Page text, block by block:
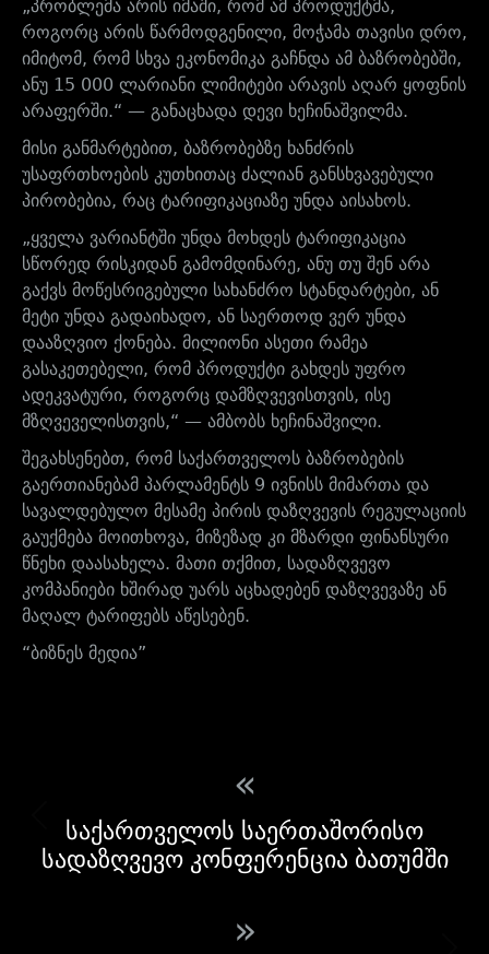
„პრობლემა არის იმაში, რომ ამ პროდუქტმა,
როგორც არის წარმოდგენილი, მოჭამა თავისი დრო,
იმიტომ, რომ სხვა ეკონომიკა გაჩნდა ამ ბაზრობებში,
ანუ 15 000 ლარიანი ლიმიტები არავის აღარ ყოფნის
არაფერში.“ — განაცხადა დევი ხეჩინაშვილმა.
მისი განმარტებით, ბაზრობებზე ხანძრის
უსაფრთხოების კუთხითაც ძალიან განსხვავებული
პირობებია, რაც ტარიფიკაციაზე უნდა აისახოს.
„ყველა ვარიანტში უნდა მოხდეს ტარიფიკაცია
სწორედ რისკიდან გამომდინარე, ანუ თუ შენ არა
გაქვს მოწესრიგებული სახანძრო სტანდარტები, ან
მეტი უნდა გადაიხადო, ან საერთოდ ვერ უნდა
დააზღვიო ქონება. მილიონი ასეთი რამეა
გასაკეთებელი, რომ პროდუქტი გახდეს უფრო
ადეკვატური, როგორც დამზღვევისთვის, ისე
მზღვეველისთვის,“ — ამბობს ხეჩინაშვილი.
შეგახსენებთ, რომ საქართველოს ბაზრობების
გაერთიანებამ პარლამენტს 9 ივნისს მიმართა და
სავალდებულო მესამე პირის დაზღვევის რეგულაციის
გაუქმება მოითხოვა, მიზეზად კი მზარდი ფინანსური
წნეხი დაასახელა. მათი თქმით, სადაზღვევო
კომპანიები ხშირად უარს აცხადებენ დაზღვევაზე ან
მაღალ ტარიფებს აწესებენ.
“ბიზნეს მედია”
«
საქართველოს საერთაშორისო
სადაზღვევო კონფერენცია ბათუმში
»